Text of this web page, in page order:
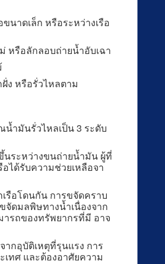
าดเล็ก หรือระหว่างเรือ
รือลักลอบถ่ายน้ำอับเฉา
ง หรือรั่วไหลตาม
มันรั่วไหลเป็น 3 ระดับ
ระหว่างขนถ่ายน้ำมัน ผู้ที่
ได้รับความช่วยเหลือจา
รือโดนกัน การขจัดคราบ
ดมลพิษทางน้ำเนื่องจาก
รถของทรัพยากรที่มี อาจ
กอุบัติเหตุที่รุนแรง การ
ทศ และต้องอาศัยความ